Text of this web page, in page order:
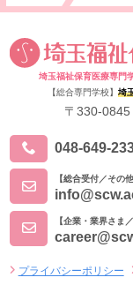
埼玉福祉保育医療専門
【総合専門学校】 埼
〒330-
048-649-
【総合受付／その
【企業・業界さま
プライバシーポリシー